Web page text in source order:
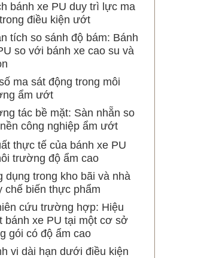
bánh xe PU duy trì lực ma
điều kiện ướt
tích so sánh độ bám: Bánh
so với bánh xe cao su và
ma sát động trong môi
ẩm ướt
tác bề mặt: Sàn nhẵn so
công nghiệp ẩm ướt
thực tế của bánh xe PU
trường độ ẩm cao
dụng trong kho bãi và nhà
chế biến thực phẩm
cứu trường hợp: Hiệu
bánh xe PU tại một cơ sở
gói có độ ẩm cao
vi dài hạn dưới điều kiện